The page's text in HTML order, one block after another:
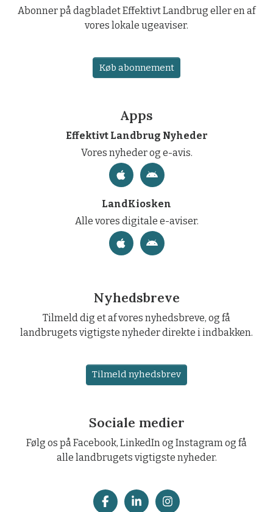
Abonner på dagbladet Effektivt Landbrug eller en af
vores lokale ugeaviser.
Køb abonnement
Apps
Effektivt Landbrug Nyheder
Vores nyheder og e-avis.
LandKiosken
Alle vores digitale e-aviser.
Nyhedsbreve
Tilmeld dig et af vores nyhedsbreve, og få
landbrugets vigtigste nyheder direkte i indbakken.
Tilmeld nyhedsbrev
Sociale medier
Følg os på Facebook, LinkedIn og Instagram og få
alle landbrugets vigtigste nyheder.